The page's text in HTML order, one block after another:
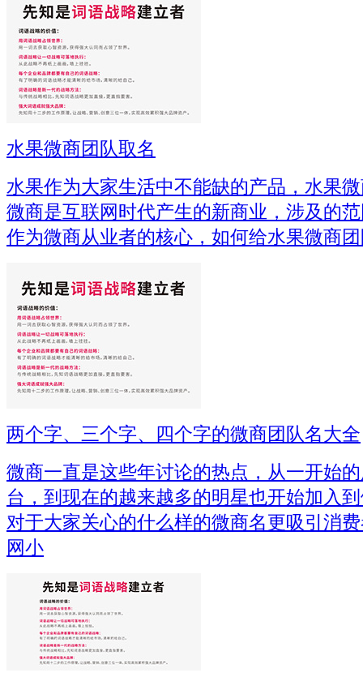
水果微商团队取名
水果作为大家生活中不能缺的产品，水果
微商是互联网时代产生的新商业，涉及的
作为微商从业者的核心，如何给水果微商
两个字、三个字、四个字的微商团队名大全
微商一直是这些年讨论的热点，从一开始
台，到现在的越来越多的明星也开始加入
对于大家关心的什么样的微商名更吸引消
网小